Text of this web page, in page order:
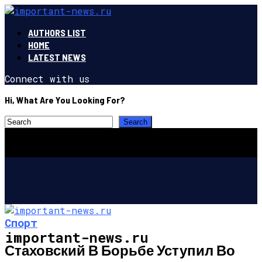
AUTHORS LIST
HOME
LATEST NEWS
Connect with us
Hi, What Are You Looking For?
important-news.ru
Спорт
Стаховский В Борьбе Уступил Во